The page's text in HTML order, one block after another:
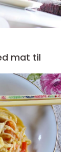
mat til